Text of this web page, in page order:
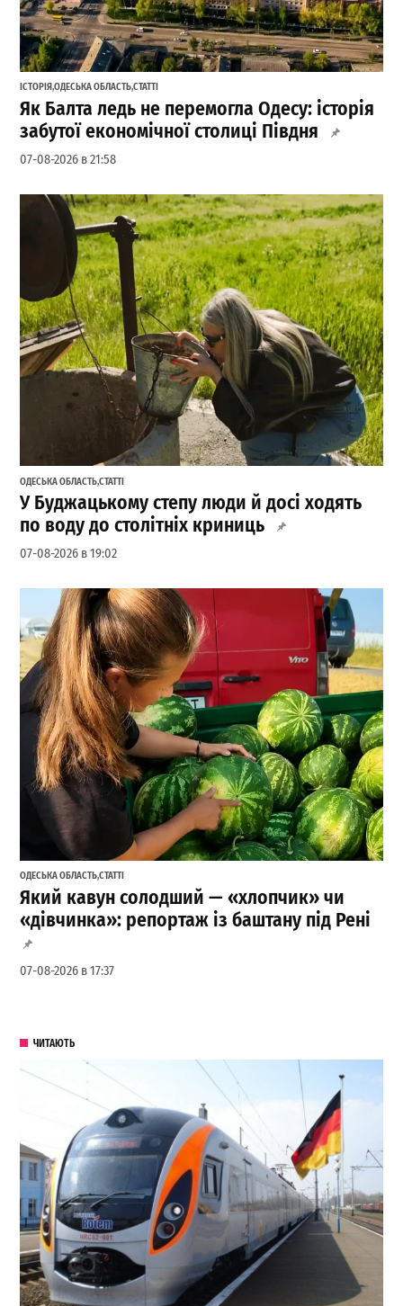
ІСТОРІЯ,ОДЕСЬКА ОБЛАСТЬ,СТАТТІ
Як Балта ледь не перемогла Одесу: історія
забутої економічної столиці Півдня
07-08-2026 в 21:58
ОДЕСЬКА ОБЛАСТЬ,СТАТТІ
У Буджацькому степу люди й досі ходять
по воду до столітніх криниць
07-08-2026 в 19:02
ОДЕСЬКА ОБЛАСТЬ,СТАТТІ
Який кавун солодший — «хлопчик» чи
«дівчинка»: репортаж із баштану під Рені
07-08-2026 в 17:37
ЧИТАЮТЬ